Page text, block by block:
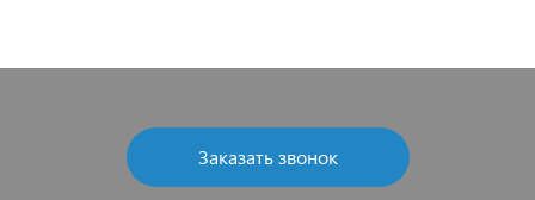
Заказать звонок